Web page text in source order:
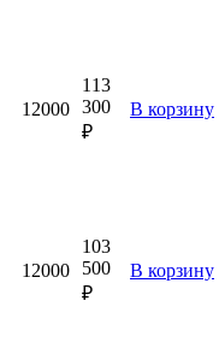
12000
113
300
₽
В корзину
12000
103
500
₽
В корзину